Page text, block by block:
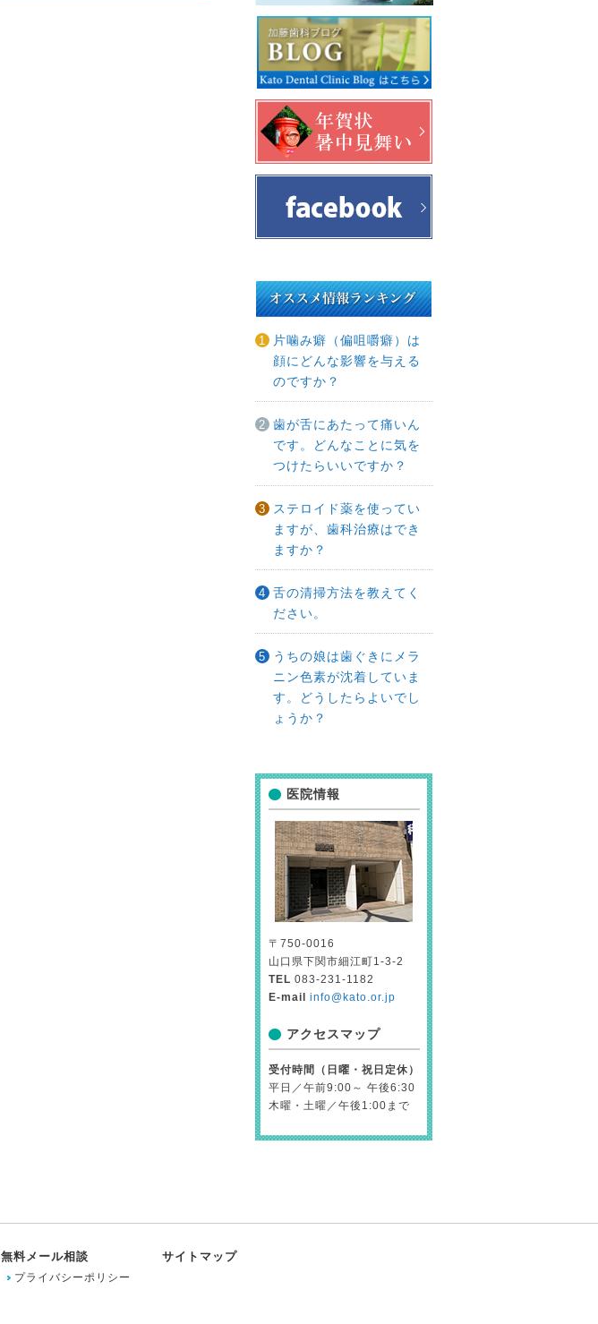
片噛み癖（偏咀嚼癖）は
顔にどんな影響を与える
のですか？
歯が舌にあたって痛いん
です。どんなことに気を
つけたらいいですか？
ステロイド薬を使ってい
ますが、歯科治療はでき
ますか？
舌の清掃方法を教えてく
ださい。
うちの娘は歯ぐきにメラ
ニン色素が沈着していま
す。どうしたらよいでし
ょうか？
医院情報
〒750-0016
山口県下関市細江町1-3-2
TEL 083-231-1182
E-mail
info@kato.or.jp
アクセスマップ
受付時間（日曜・祝日定休）
平日／午前9:00～ 午後6:30
木曜・土曜／午後1:00まで
無料メール相談
プライバシーポリシー
サイトマップ